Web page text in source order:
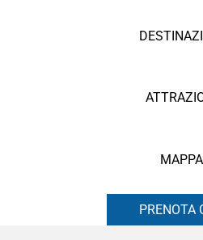
MAPPA
PRENOTA